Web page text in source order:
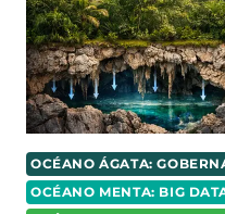
LA
RECURSIVA
OCÉANO ÁGATA:
OCÉANO MENTA: BIG